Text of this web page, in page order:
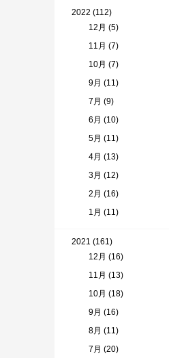
2022 (112)
12月 (5)
11月 (7)
10月 (7)
9月 (11)
7月 (9)
6月 (10)
5月 (11)
4月 (13)
3月 (12)
2月 (16)
1月 (11)
2021 (161)
12月 (16)
11月 (13)
10月 (18)
9月 (16)
8月 (11)
7月 (20)